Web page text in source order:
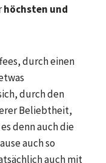
höchsten und
durch einen
durch den
Beliebtheit,
denn auch die
auch so
auch mit